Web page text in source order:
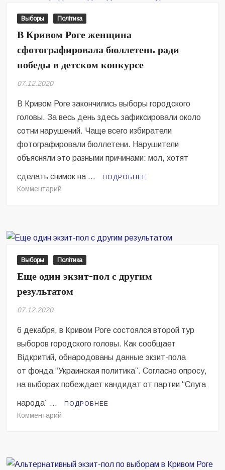
Роге
Выборы Політика
В Кривом Роге женщина
сфотографировала бюллетень ради
победы в детском конкурсе
07.12.2020
В Кривом Роге закончились выборы городского
головы. За весь день здесь зафиксировали около
сотни нарушений. Чаще всего избиратели
фотографировали бюллетени. Нарушители
объясняли это разными причинами: мол, хотят
сделать снимок на … ПОДРОБНЕЕ
Комментарий
женщина
бюллетень
победы
в
Выборы Політика
Еще один экзит-пол с другим
результатом
07.12.2020
6 декабря, в Кривом Роге состоялся второй тур
выборов городского головы. Как сообщает
Відкритий, обнародованы данные экзит-пола
от фонда “Украинская политика”. Согласно опросу,
на выборах побеждает кандидат от партии “Слуга
народа” … ПОДРОБНЕЕ
Комментарий
пол